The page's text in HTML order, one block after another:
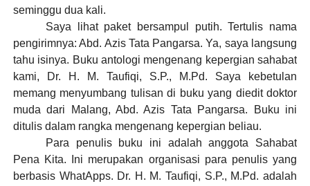
seminggu dua kali.
Saya lihat paket bersampul putih. Tertulis nama
pengirimnya: Abd. Azis Tata Pangarsa. Ya, saya langsung
tahu isinya. Buku antologi mengenang kepergian sahabat
kami, Dr. H. M. Taufiqi, S.P., M.Pd. Saya kebetulan
memang menyumbang tulisan di buku yang diedit doktor
muda dari Malang, Abd. Azis Tata Pangarsa. Buku ini
ditulis dalam rangka mengenang kepergian beliau.
Para penulis buku ini adalah anggota Sahabat
Pena Kita. Ini merupakan organisasi para penulis yang
berbasis WhatApps. Dr. H. M. Taufiqi, S.P., M.Pd. adalah